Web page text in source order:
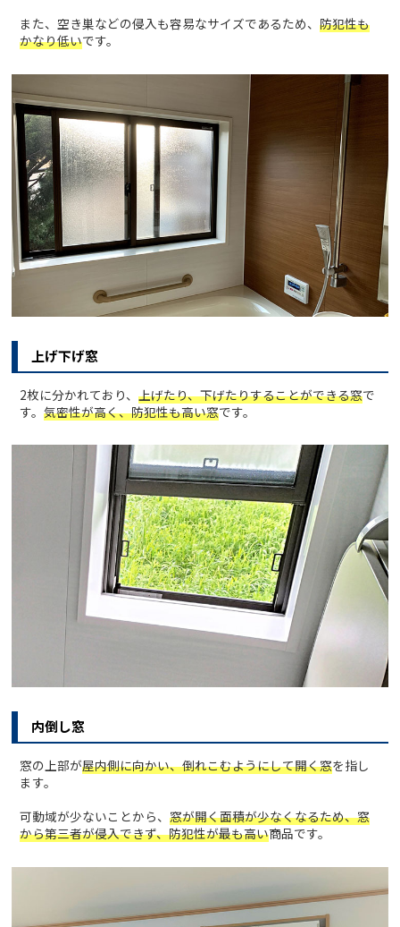
また、空き巣などの侵入も容易なサイズであるため、 防犯性も
かなり低いです。
上げ下げ窓
2枚に分かれており、 上げたり、下げたりすることができる窓で
す。 気密性が高く、防犯性も高い窓です。
内倒し窓
窓の上部が屋内側に向かい、倒れこむようにして開く窓を指し
ます。
可動域が少ないことから、 窓が開く面積が少なくなるため、窓
から第三者が侵入できず、防犯性が最も高い商品です。